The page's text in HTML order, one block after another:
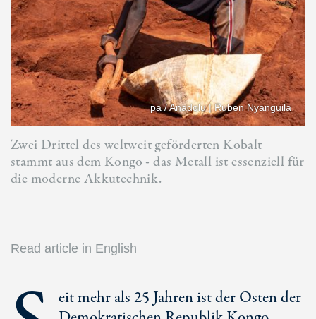
pa / Anadolu | Ruben Nyanguila
Zwei Drittel des weltweit geförderten Kobalt
stammt aus dem Kongo - das Metall ist essenziell für
die moderne Akkutechnik.
Read article in English
eit mehr als 25 Jahren ist der Osten der